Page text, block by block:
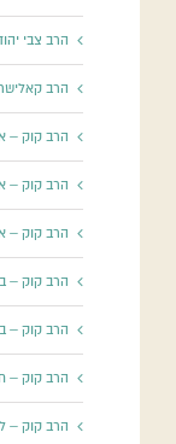
הרב צבי
הרב
הרב קוק –
הרב קוק –
הרב קוק –
הרב קוק –
הרב קוק –
הרב קוק –
הרב קוק –